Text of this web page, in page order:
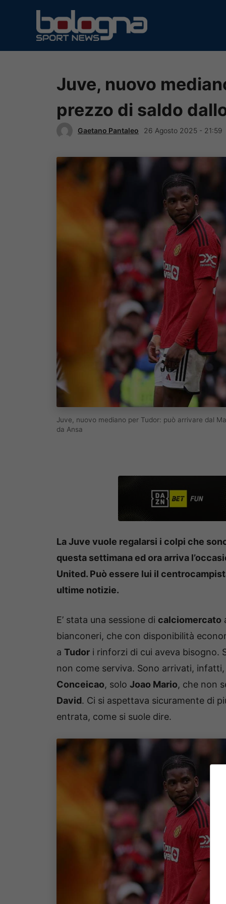
contenuto
Juve, nuovo
prezzo di saldo
Gaetano Pantaleo 26 Agosto 2025 - 21:59
Juve, nuovo mediano per Tudor: può arrivare dal
da Ansa
La Juve vuole regalarsi i colpi che
questa settimana ed ora arriva
United. Può essere lui il
ultime notizie.
E’ stata una sessione di calciomercato
bianconeri, che con disponibilità
a Tudor i rinforzi di cui aveva bisogno.
non come serviva. Sono arrivati,
Conceicao, solo Joao Mario, che non
David. Ci si aspettava sicuramente di
entrata, come si suole dire.